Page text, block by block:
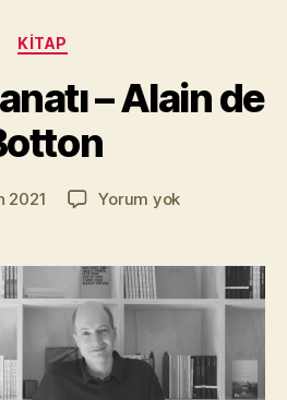
Kategoriler
KITAP
– Alain de
Yazının
yazarı
a
kı
l
a
z
2021 Yorum yokSeyahat
Alain